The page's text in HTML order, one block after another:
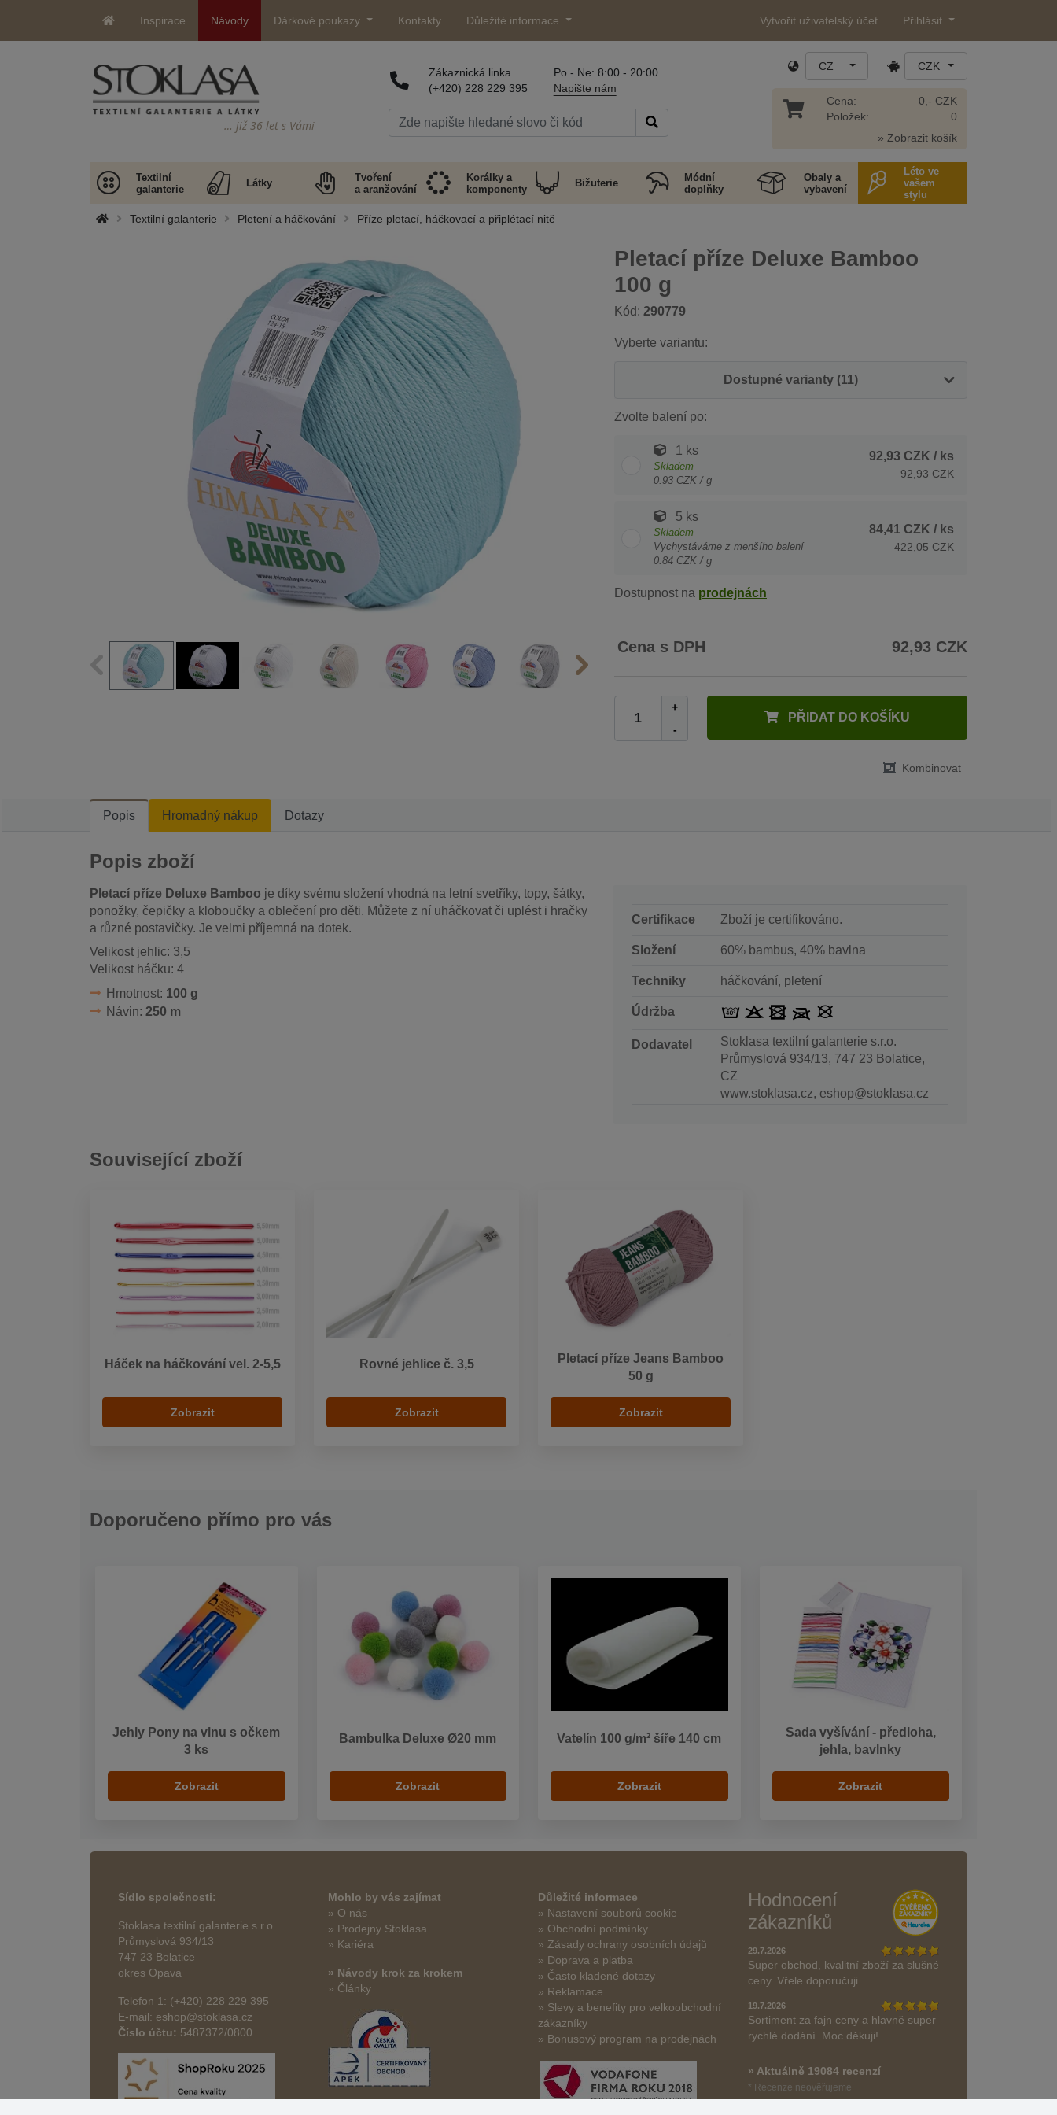
Inspirace Návody Dárkové poukazy Kontakty Důležité informace Vytvořit uživatelský účet Přihlásit
… již 36 let s Vámi
Zákaznická linka
(+420) 228 229 395
Po - Ne: 8:00 - 20:00
Napište nám
CZ CZK
Cena:
Položek:
0,- CZK
0
» Zobrazit košík
Textilní
galanterie
Látky
Tvoření
a aranžování
Korálky a
komponenty
Bižuterie
Módní
doplňky
Obaly a
vybavení
Léto ve
vašem
stylu
Textilní galanterie Pletení a háčkování Příze pletací, háčkovací a připlétací nitě
Pletací příze Deluxe Bamboo
100 g
Kód: 290779
Vyberte variantu:
Dostupné varianty (11)
Zvolte balení po:
1 ks
Skladem
0.93 CZK / g
92,93 CZK / ks
92,93 CZK
5 ks
Skladem
Vychystáváme z menšího balení
0.84 CZK / g
84,41 CZK / ks
422,05 CZK
Dostupnost na prodejnách
Cena s DPH 92,93 CZK
+
-
PŘIDAT DO KOŠÍKU
Kombinovat
Popis Hromadný nákup Dotazy
Popis zboží
Pletací příze Deluxe Bamboo je díky svému složení vhodná na letní svetříky, topy, šátky,
ponožky, čepičky a kloboučky a oblečení pro děti. Můžete z ní uháčkovat či uplést i hračky
a různé postavičky. Je velmi příjemná na dotek.
Velikost jehlic: 3,5
Velikost háčku: 4
Hmotnost: 100 g
Návin: 250 m
Certifikace Zboží je certifikováno.
Složení 60% bambus, 40% bavlna
Techniky háčkování, pletení
Údržba
Dodavatel
Stoklasa textilní galanterie s.r.o.
Průmyslová 934/13, 747 23 Bolatice,
CZ
www.stoklasa.cz, eshop@stoklasa.cz
Související zboží
Háček na háčkování vel. 2-5,5
Zobrazit
Rovné jehlice č. 3,5
Zobrazit
Pletací příze Jeans Bamboo
50 g
Zobrazit
Doporučeno přímo pro vás
Jehly Pony na vlnu s očkem
3 ks
Zobrazit
Bambulka Deluxe Ø20 mm
Zobrazit
Vatelín 100 g/m² šíře 140 cm
Zobrazit
Sada vyšívání - předloha,
jehla, bavlnky
Zobrazit
Sídlo společnosti:
Stoklasa textilní galanterie s.r.o.
Průmyslová 934/13
747 23 Bolatice
okres Opava
Telefon 1: (+420) 228 229 395
E-mail: eshop@stoklasa.cz
Číslo účtu: 5487372/0800
Mohlo by vás zajímat
» O nás
» Prodejny Stoklasa
» Kariéra
» Návody krok za krokem
» Články
Důležité informace
» Nastavení souborů cookie
» Obchodní podmínky
» Zásady ochrany osobních údajů
» Doprava a platba
» Často kladené dotazy
» Reklamace
» Slevy a benefity pro velkoobchodní
zákazníky
» Bonusový program na prodejnách
Hodnocení
zákazníků
29.7.2026
Super obchod, kvalitní zboží za slušné
ceny. Vřele doporučuji.
19.7.2026
Sortiment za fajn ceny a hlavně super
rychlé dodání. Moc děkuji!.
» Aktuálně 19084 recenzí
* Recenze neověřujeme